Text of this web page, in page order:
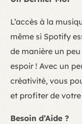
L’accès à la
même si Spotify
de manière un
espoir ! Avec un
créativité, vous
et profiter de
Besoin d’Aide ?